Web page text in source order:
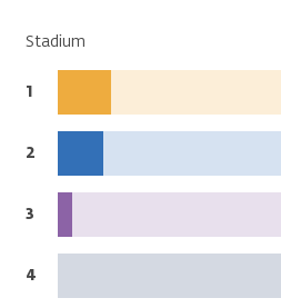
Stadium
Stadium:
1
Stadium:
2
Stadium:
3
Stadium:
4